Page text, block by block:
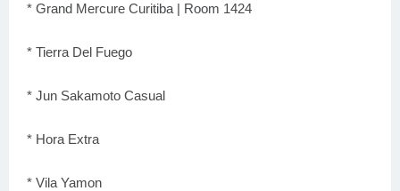
* Grand Mercure Curitiba | Room 1424
* Tierra Del Fuego
* Jun Sakamoto Casual
* Hora Extra
* Vila Yamon